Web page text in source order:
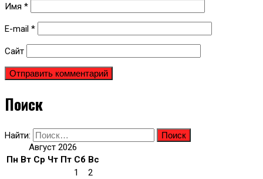
Имя *
E-mail *
Сайт
Поиск
Найти:
Август 2026
Пн Вт Ср Чт Пт Сб Вс
1
2